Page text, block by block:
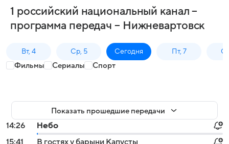
1 российский национальный канал –
программа передач – Нижневартовск
Вт, 4 Ср, 5 Сегодня Пт, 7
Фильмы Сериалы Спорт
Показать прошедшие передачи
14:26
Небо
15:41
В гостях у барыни Капусты